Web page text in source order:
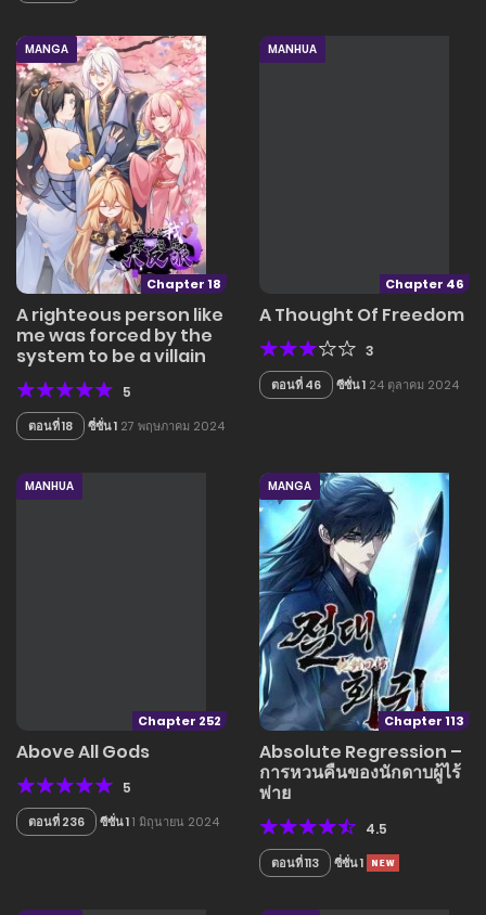
Chapter 18
MANGA
A righteous person like
me was forced by the
system to be a villain
5
ตอนที่ 18 ซี่ซั่น 1 27 พฤษภาคม 2024
Chapter 46
MANHUA
A Thought Of Freedom
3
ตอนที่ 46 ซีซั่น 1 24 ตุลาคม 2024
Chapter 252
MANHUA
Above All Gods
5
ตอนที่ 236 ซีซั่น 11 มิถุนายน 2024
Chapter 113
MANGA
Absolute Regression –
การหวนคืนของนักดาบผู้ไร้
พ่าย
4.5
ตอนที่ 113 ซี่ซั่น 1